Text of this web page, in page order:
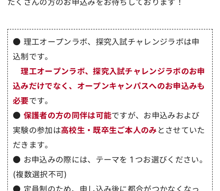
たくさんの方のお申込みをお待ちしております！
● 理工オープンラボ、探究入試チャレンジラボは申
込制です。
理工オープンラボ、探究入試チャレンジラボのお申
込みだけでなく、オープンキャンパスへのお申込みも
必要です。
● 保護者の方の同伴は可能ですが、お申込みおよび
実験の参加は高校生・既卒生ご本人のみ とさせていた
だきます。
● お申込みの際には、テーマを１つお選びください。
(複数選択不可)
● 定員制のため、申し込み後に都合がつかなくなっ